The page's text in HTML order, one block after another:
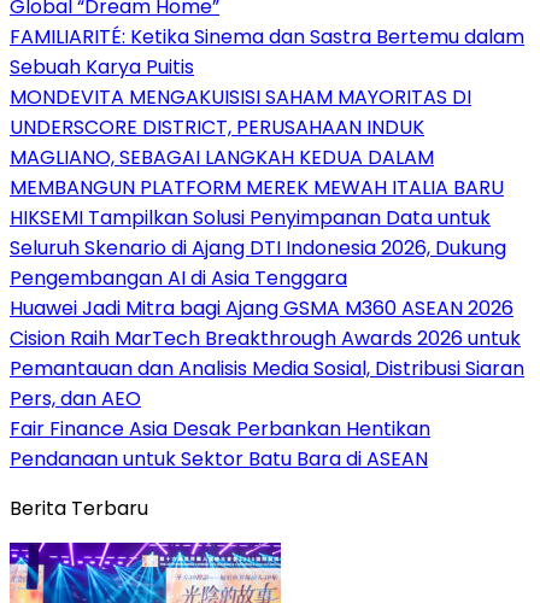
Global “Dream Home”
FAMILIARITÉ: Ketika Sinema dan Sastra Bertemu dalam
Sebuah Karya Puitis
MONDEVITA MENGAKUISISI SAHAM MAYORITAS DI
UNDERSCORE DISTRICT, PERUSAHAAN INDUK
MAGLIANO, SEBAGAI LANGKAH KEDUA DALAM
MEMBANGUN PLATFORM MEREK MEWAH ITALIA BARU
HIKSEMI Tampilkan Solusi Penyimpanan Data untuk
Seluruh Skenario di Ajang DTI Indonesia 2026, Dukung
Pengembangan AI di Asia Tenggara
Huawei Jadi Mitra bagi Ajang GSMA M360 ASEAN 2026
Cision Raih MarTech Breakthrough Awards 2026 untuk
Pemantauan dan Analisis Media Sosial, Distribusi Siaran
Pers, dan AEO
Fair Finance Asia Desak Perbankan Hentikan
Pendanaan untuk Sektor Batu Bara di ASEAN
Berita Terbaru